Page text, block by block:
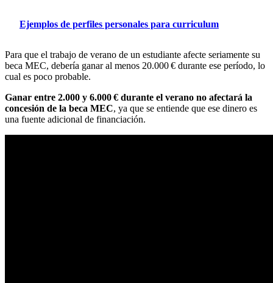
Ejemplos de perfiles personales para curriculum
Para que el trabajo de verano de un estudiante afecte seriamente su
beca MEC, debería ganar al menos 20.000 € durante ese período, lo
cual es poco probable.
Ganar entre 2.000 y 6.000 € durante el verano no afectará la
concesión de la beca MEC, ya que se entiende que ese dinero es
una fuente adicional de financiación.